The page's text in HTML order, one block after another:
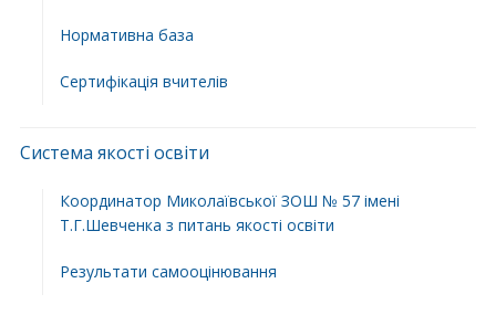
Нормативна база
Сертифікація вчителів
Система якості освіти
Координатор Миколаївської ЗОШ № 57 імені
Т.Г.Шевченка з питань якості освіти
Результати самооцінювання